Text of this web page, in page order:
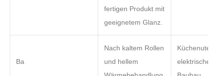
fertigen Produkt mit
geeignetem Glanz.
Ba
Nach kaltem Rollen
und hellem
elektrische